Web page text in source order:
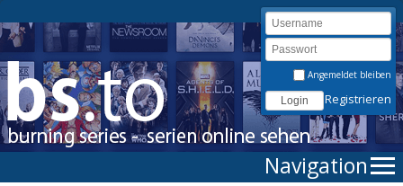
Angemeldet bleiben
Registrieren
Navigation